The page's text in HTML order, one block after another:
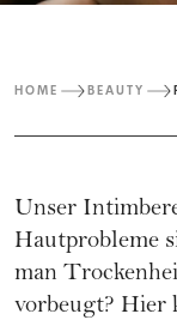
HOME BEAUTY
Unser
Hautprobleme
man
vorbeugt? Hier